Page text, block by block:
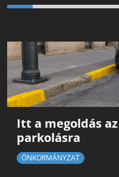
Itt a megoldás
parkolásra
ÖNKORMÁNYZAT